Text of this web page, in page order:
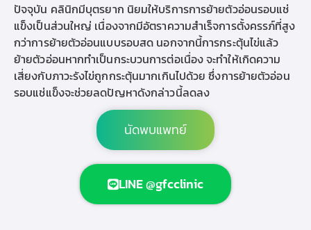
ปัจจุบัน คลินิกมีบุตรยาก นิยมให้บริการการย้ายตัวอ่อนรอบแช่
แข็งเป็นส่วนใหญ่ เนื่องจากมีอัตราความสำเร็จการตั้งครรภ์ที่สูง
กว่าการย้ายตัวอ่อนแบบรอบสด นอกจากนี้การกระตุ้นไข่แล้ว
ย้ายตัวอ่อนหากทำเป็นกระบวนการต่อเนื่อง จะทำให้เกิดความ
เสี่ยงกับภาวะรังไข่ถูกกระตุ้นมากเกินไปด้วย ซึ่งการย้ายตัวอ่อน
รอบแช่แข็งจะช่วยลดปัญหาดังกล่าวนี้ลดลง
นัดพบแพทย์
LINE @gfcclinic